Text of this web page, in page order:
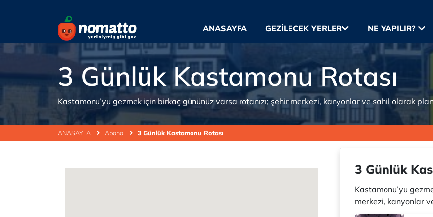
ANASAYFA GEZILECEK YERLER NE YAPILIR?
ANASAYFA Abana 3 Günlük Kastamonu Rotası
3 Günlük Kastamonu Rotası
Kastamonu’yu gezmek için birkaç gününüz varsa rotanızı; şehir merkezi, kanyonlar ve sahil olarak
3 Günlük
Kastamonu’yu
merkezi, kanyonlar